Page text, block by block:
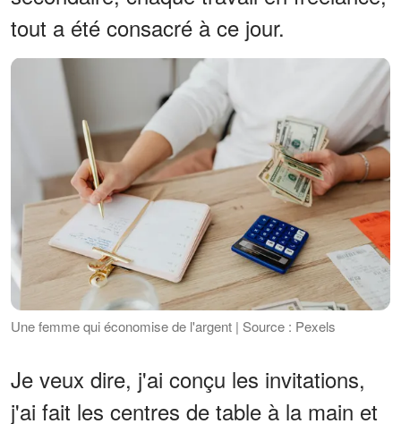
tout a été consacré à ce jour.
Une femme qui économise de l'argent | Source : Pexels
Je veux dire, j'ai conçu les invitations,
j'ai fait les centres de table à la main et